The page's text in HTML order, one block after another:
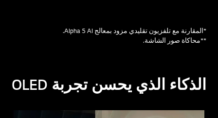
*المقارنة مع تلفزيون تقليدي مزود بمعالج Alpha 5 AI.
**محاكاة صور الشاشة.
الذكاء الذي يحسن تجربة OLED